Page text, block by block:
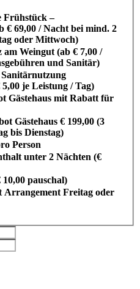
Frühstück –
€ 69,00 / Nacht bei mind. 2
oder Mittwoch)
Weingut (ab € 7,00 /
und Sanitär)
Sanitärnutzung
je Leistung / Tag)
Gästehaus mit Rabatt für
Gästehaus € 199,00 (3
bis Dienstag)
Person
unter 2 Nächten (€
pauschal)
Arrangement Freitag oder